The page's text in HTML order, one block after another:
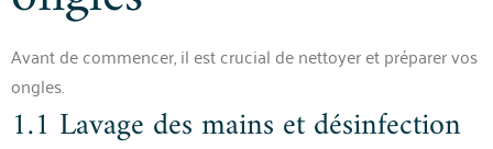
Avant de commencer, il est crucial de nettoyer et préparer vos
ongles.
1.1 Lavage des mains et désinfection